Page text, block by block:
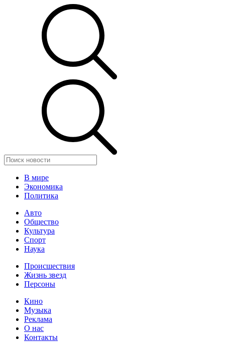
В мире
Экономика
Политика
Авто
Общество
Культура
Спорт
Наука
Происшествия
Жизнь звезд
Персоны
Кино
Музыка
Реклама
О нас
Контакты